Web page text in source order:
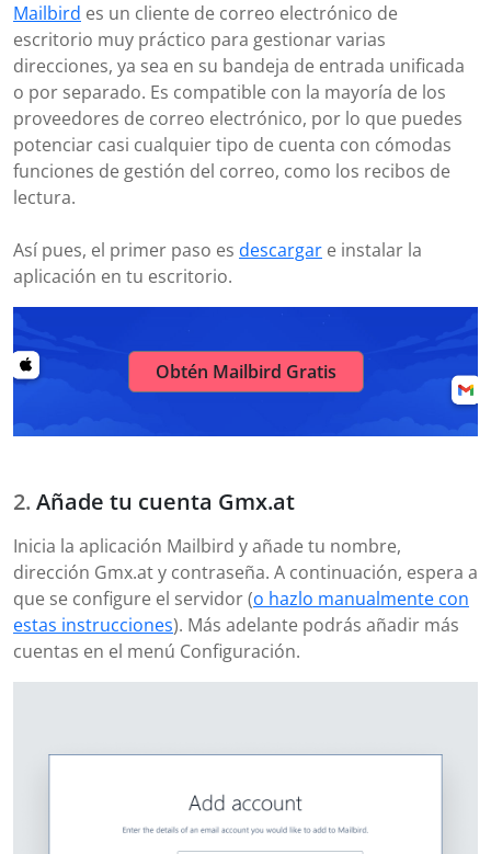
Mailbird es un cliente de correo electrónico de
escritorio muy práctico para gestionar varias
direcciones, ya sea en su bandeja de entrada unificada
o por separado. Es compatible con la mayoría de los
proveedores de correo electrónico, por lo que puedes
potenciar casi cualquier tipo de cuenta con cómodas
funciones de gestión del correo, como los recibos de
lectura.
Así pues, el primer paso es descargar e instalar la
aplicación en tu escritorio.
Obtén Mailbird Gratis
Añade tu cuenta Gmx.at
Inicia la aplicación Mailbird y añade tu nombre,
dirección Gmx.at y contraseña. A continuación, espera a
que se configure el servidor (o hazlo manualmente con
estas instrucciones). Más adelante podrás añadir más
cuentas en el menú Configuración.